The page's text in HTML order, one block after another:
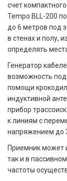
счет
Tempo BLL-200
до 6 метров под
в стенах и полу,
определять
Генератор
возможность
помощи
индуктивной
прибор
к линиям с
напряжением до
Приемник может
так и в
частоты